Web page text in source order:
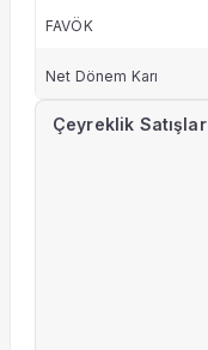
FAVÖK
Net Dönem Karı
Çeyreklik Satışlar